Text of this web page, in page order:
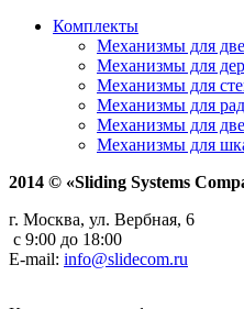
Комплекты
Механизмы для
Механизмы для
Механизмы для
Механизмы для
Механизмы для
Механизмы для
2014 © «Sliding Systems
г. Москва, ул. Вербная, 6
с 9:00 до 18:00
E-mail: info@slidecom.ru